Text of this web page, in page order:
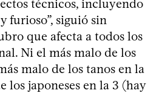
técnicos, incluyendo
furioso”, siguió sin
que afecta a todos los
Ni el más malo de los
malo de los tanos en la
los japoneses en la 3 (hay